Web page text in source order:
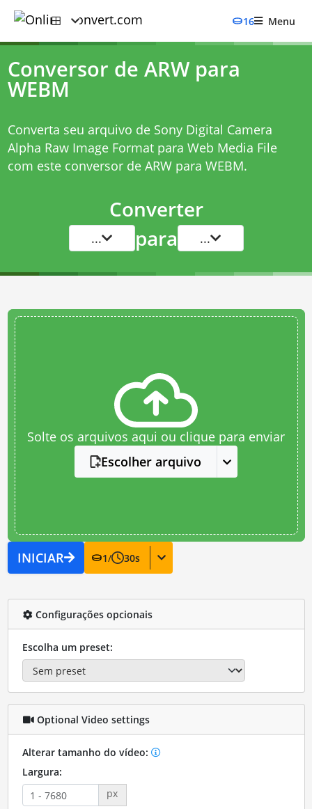
16 Menu
Conversor de ARW para
WEBM
Converta seu arquivo de Sony Digital Camera
Alpha Raw Image Format para Web Media File
com este conversor de ARW para WEBM.
Converter
... para ...
Solte os arquivos aqui ou clique para enviar
Escolher arquivo
INICIAR 1/ 30s
Configurações opcionais
Escolha um preset:
Optional Video settings
Alterar tamanho do vídeo:
Largura:
px